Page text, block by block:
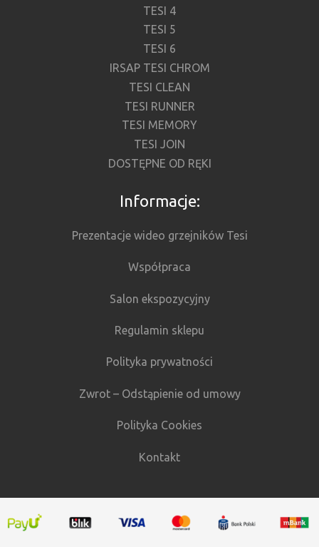
TESI 4
TESI 5
TESI 6
IRSAP TESI CHROM
TESI CLEAN
TESI RUNNER
TESI MEMORY
TESI JOIN
DOSTĘPNE OD RĘKI
Informacje:
Prezentacje wideo grzejników Tesi
Współpraca
Salon ekspozycyjny
Regulamin sklepu
Polityka prywatności
Zwrot – Odstąpienie od umowy
Polityka Cookies
Kontakt